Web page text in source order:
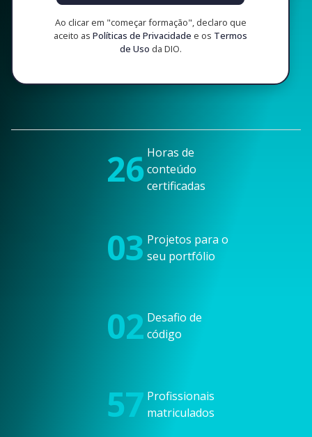
Ao clicar em "começar formação", declaro que
aceito as Políticas de Privacidade e os Termos
de Uso da DIO.
26 Horas de
conteúdo
certificadas
03 Projetos para o
seu portfólio
02 Desafio de
código
57 Profissionais
matriculados